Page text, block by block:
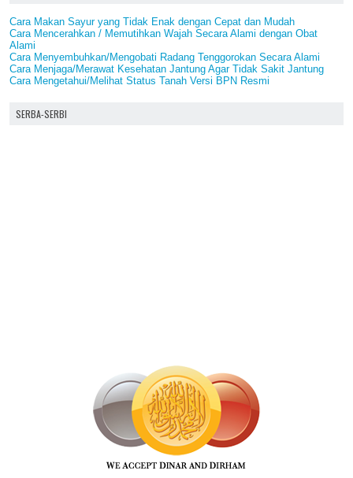
Cara Makan Sayur yang Tidak Enak dengan Cepat dan Mudah
Cara Mencerahkan / Memutihkan Wajah Secara Alami dengan Obat
Alami
Cara Menyembuhkan/Mengobati Radang Tenggorokan Secara Alami
Cara Menjaga/Merawat Kesehatan Jantung Agar Tidak Sakit Jantung
Cara Mengetahui/Melihat Status Tanah Versi BPN Resmi
SERBA-SERBI